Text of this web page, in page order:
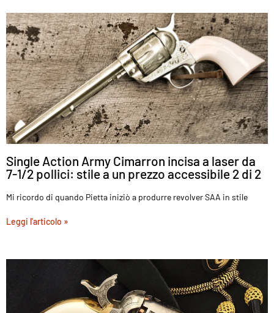
Single Action Army Cimarron incisa a laser da
7-1/2 pollici: stile a un prezzo accessibile 2 di 2
Mi ricordo di quando Pietta iniziò a produrre revolver SAA in stile
Leggi l'articolo »